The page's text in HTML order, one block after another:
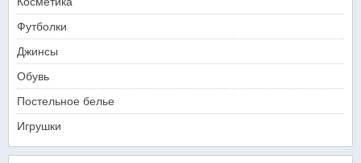
Футболки
Джинсы
Обувь
Постельное белье
Игрушки